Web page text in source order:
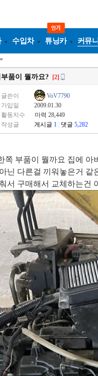
수입차 튜닝카 커뮤
품이 뭘까요? [2]
글쓴이
VoV7790
가입일
2009.01.30
활동지수
마력 28,449
작성글
게시글 1 댓글 5,282
쪽 부품이 뭘까요 집에
닌 다른걸 끼워놓은거
서 구매해서 교체하는건